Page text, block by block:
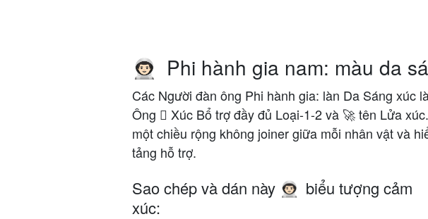
👨🏻‍🚀 Phi hành gia nam: màu da
Các Người đàn ông Phi hành gia: làn Da Sáng xúc
Ông 🏻 Xúc Bổ trợ đầy đủ Loại-1-2 và 🚀 tên Lửa
một chiều rộng không joiner giữa mỗi nhân vật và
tảng hỗ trợ.
Sao chép và dán này 👨🏻‍🚀 biểu tượng cảm
xúc: